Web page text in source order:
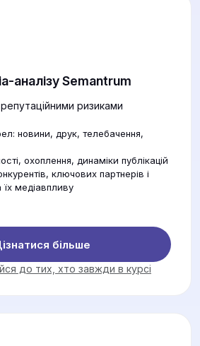
аналізу Semantrum
ризиками
новини, друк, телебачення,
охоплення, динаміки публікацій
ключових партнерів і
їх медіавпливу
більше
до тих, хто завжди в курсі